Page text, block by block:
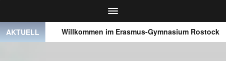
AKTUELL
● ● Willkommen im Erasmus-Gymnasium Rostock